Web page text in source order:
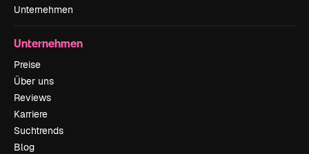
Unternehmen
Unternehmen
Preise
Über uns
Reviews
Karriere
Suchtrends
Blog